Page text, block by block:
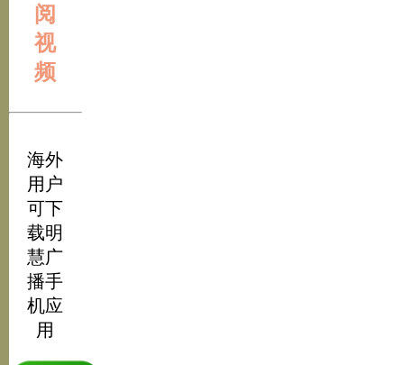
阅
视
频
海外
用户
可下
载明
慧广
播手
机应
用